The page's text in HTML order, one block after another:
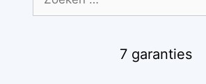
naar:
7 garanties